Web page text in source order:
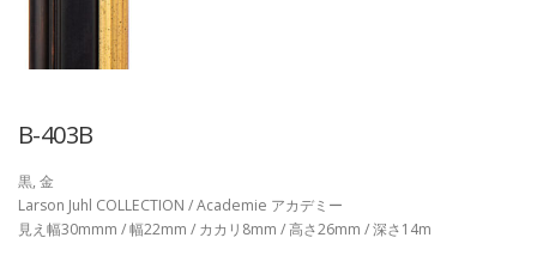
B-403B
黒, 金
Larson Juhl COLLECTION / Academie アカデミー
見え幅30mmm / 幅22mm / カカリ8mm / 高さ26mm / 深さ14m